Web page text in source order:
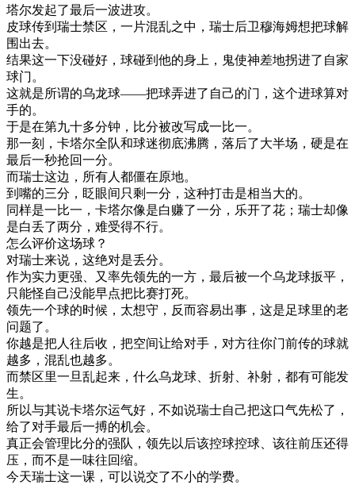
塔尔发起了最后一波进攻。
皮球传到 瑞士禁区 ， 一片混乱之中 ， 瑞士后卫穆海姆想把球解
围 出去。
结果这一下没碰好 ， 球碰到 他的身上 ， 鬼使神差地拐进了 自家
球门。
这就是所谓的乌龙球——把球弄进了 自己的门 ， 这个进球算对
手的。
于是在第九十多分钟 ， 比分被改写成一比一。
那一刻 ， 卡塔尔全队和球迷彻底沸腾 ， 落后了大半场 ， 硬是在
最后一秒抢回一分。
而瑞士这边 ， 所有人都僵在原地。
到 嘴的三分 ， 眨眼间 只剩一分 ， 这种打击是相当大的。
同样是一比一 ， 卡塔尔像是白赚了一分 ， 乐开了花 ； 瑞士却像
是白丢了两分 ， 难受得不行。
怎么评价这场球 ？
对瑞士来说 ， 这绝对是丢分。
作为实力更强、 又率先领先的一方 ， 最后被一个乌龙球扳平 ，
只能怪自己没能早点把比赛打死。
领先一个球的时候 ， 太想守 ， 反而容易出事 ， 这是足球里的老
问题了。
你越是把人往后收 ， 把空间让给对手 ， 对方往你门前传的球就
越多 ， 混乱也越多。
而禁区里一旦乱起来 ， 什么乌龙球、 折射、 补射 ， 都有可能发
生。
所以与其说卡塔尔运气好 ， 不如说瑞士自己把这口气先松了 ，
给了对手最后一搏的机会。
真正会管理比分的强队 ， 领先以后该控球控球、 该往前压还得
压 ， 而不是一味往回缩。
今天瑞士这一课 ， 可以说交了不小的学费。